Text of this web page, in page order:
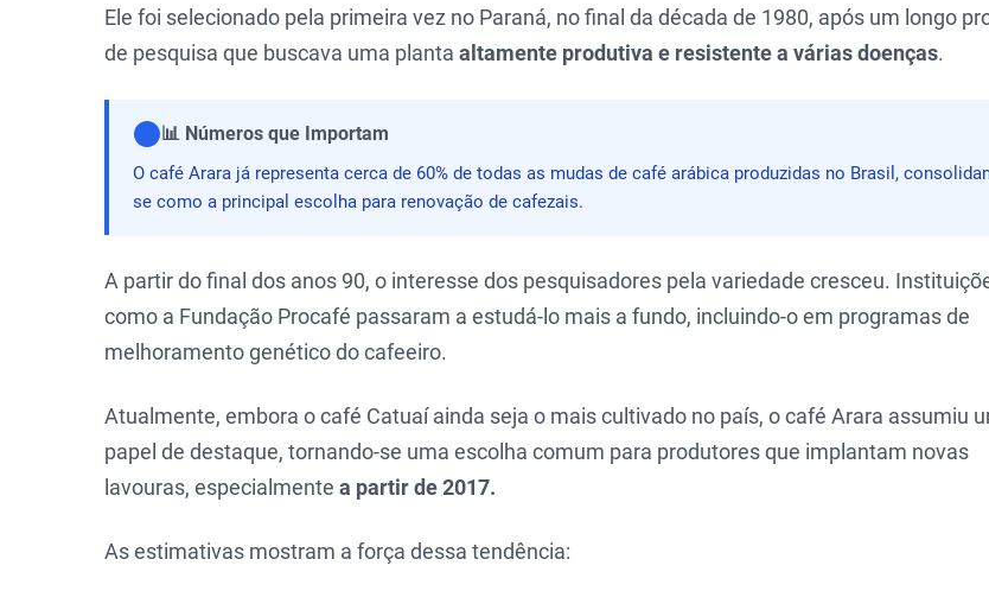
Ele foi selecionado pela primeira vez no Paraná, no final da década de 1980, após um longo
de pesquisa que buscava uma planta altamente produtiva e resistente a várias doenças.
📊 Números que Importam
O café Arara já representa cerca de 60% de todas as mudas de café arábica produzidas no Brasil,
se como a principal escolha para renovação de cafezais.
A partir do final dos anos 90, o interesse dos pesquisadores pela variedade cresceu.
como a Fundação Procafé passaram a estudá-lo mais a fundo, incluindo-o em programas de
melhoramento genético do cafeeiro.
Atualmente, embora o café Catuaí ainda seja o mais cultivado no país, o café Arara assumiu
papel de destaque, tornando-se uma escolha comum para produtores que implantam novas
lavouras, especialmente a partir de 2017.
As estimativas mostram a força dessa tendência: